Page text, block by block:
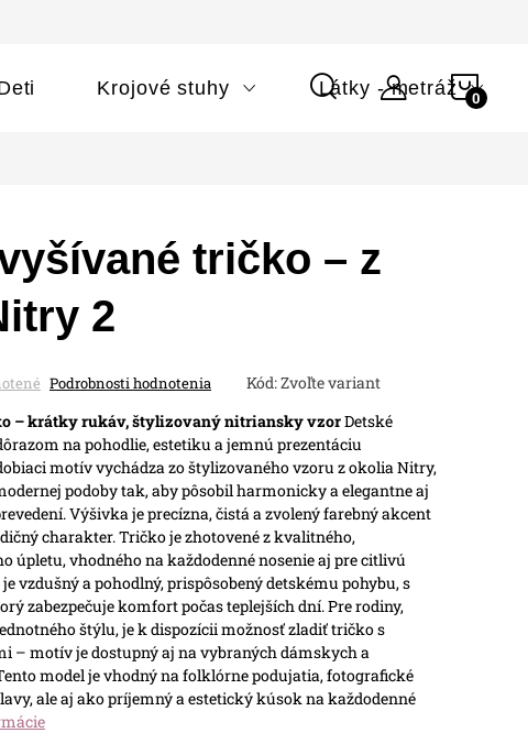
Krojové stuhy Látky - metráž
tričko – z
2
Podrobnosti hodnotenia Kód:Zvoľte variant
– krátky rukáv, štylizovaný nitriansky vzorDetské
na pohodlie, estetiku a jemnú prezentáciu
motív vychádza zo štylizovaného vzoru z okolia Nitry,
podoby tak, aby pôsobil harmonicky a elegantne aj
Výšivka je precízna, čistá a zvolený farebný akcent
charakter.Tričko je zhotovené z kvalitného,
úpletu, vhodného na každodenné nosenie aj pre citlivú
vzdušný a pohodlný, prispôsobený detskému pohybu, s
zabezpečuje komfort počas teplejších dní.Pre rodiny,
štýlu, je k dispozícii možnosť zladiť tričko s
– motív je dostupný aj na vybraných dámskych a
model je vhodný na folklórne podujatia, fotografické
ale aj ako príjemný a estetický kúsok na každodenné